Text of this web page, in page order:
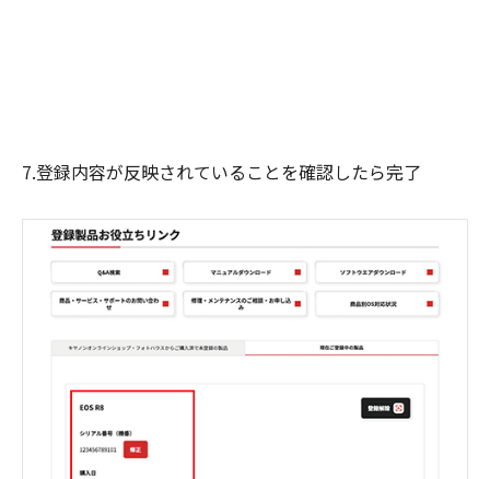
7.登録内容が反映されていることを確認したら完了